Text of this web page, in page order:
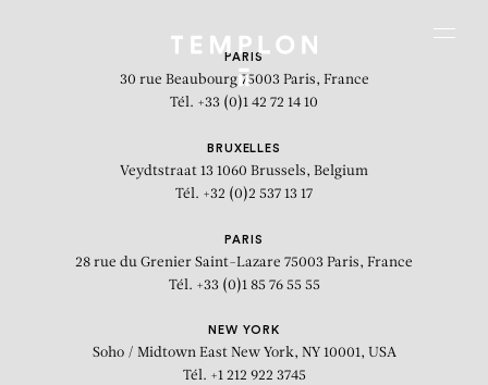
PARIS
30 rue Beaubourg 75003 Paris, France
Tél. +33 (0)1 42 72 14 10
BRUXELLES
Veydtstraat 13 1060 Brussels, Belgium
Tél. +32 (0)2 537 13 17
PARIS
28 rue du Grenier Saint-Lazare 75003 Paris, France
Tél. +33 (0)1 85 76 55 55
NEW YORK
Soho / Midtown East New York, NY 10001, USA
Tél. +1 212 922 3745